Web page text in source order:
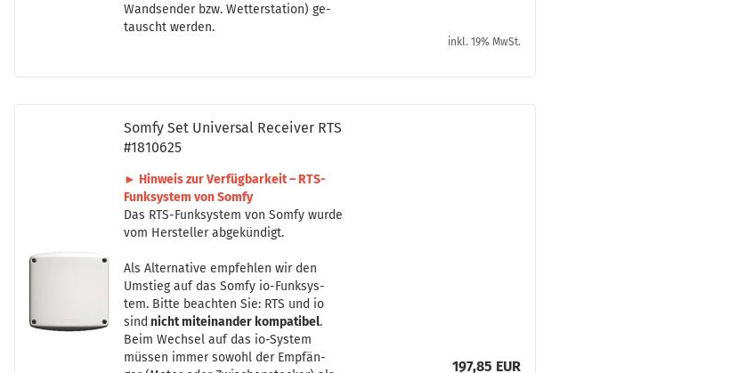
Wand­sen­der bzw. Wet­ter­sta­ti­on) ge­
tauscht wer­den.
inkl. 19% MwSt.
Somfy Set Uni­ver­sal Re­cei­ver RTS
#1810625
► Hin­weis zur Ver­füg­bar­keit – RTS-​
Funk­sys­tem von Somfy
Das RTS-​Funk­sys­tem von Somfy wurde
vom Her­stel­ler ab­ge­kün­digt.
Als Al­ter­na­ti­ve emp­feh­len wir den
Um­stieg auf das Somfy io-​Funk­sys­
tem. Bitte be­ach­ten Sie: RTS und io
sind nicht mit­ein­an­der kom­pa­ti­bel.
Beim Wech­sel auf das io-​Sys­tem
müs­sen immer so­wohl der Emp­fän­
197,85 EUR